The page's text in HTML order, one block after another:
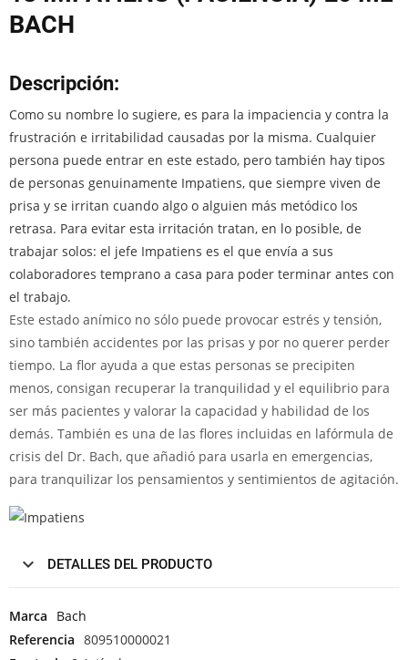
BACH
Descripción:
Como su nombre lo sugiere, es para la impaciencia y contra la
frustración e irritabilidad causadas por la misma. Cualquier
persona puede entrar en este estado, pero también hay tipos
de personas genuinamente Impatiens, que siempre viven de
prisa y se irritan cuando algo o alguien más metódico los
retrasa. Para evitar esta irritación tratan, en lo posible, de
trabajar solos: el jefe Impatiens es el que envía a sus
colaboradores temprano a casa para poder terminar antes con
el trabajo.
Este estado anímico no sólo puede provocar estrés y tensión,
sino también accidentes por las prisas y por no querer perder
tiempo. La flor ayuda a que estas personas se precipiten
menos, consigan recuperar la tranquilidad y el equilibrio para
ser más pacientes y valorar la capacidad y habilidad de los
demás. También es una de las flores incluidas en lafórmula de
crisis del Dr. Bach, que añadió para usarla en emergencias,
para tranquilizar los pensamientos y sentimientos de agitación.
DETALLES DEL PRODUCTO
Marca
Bach
Referencia 809510000021